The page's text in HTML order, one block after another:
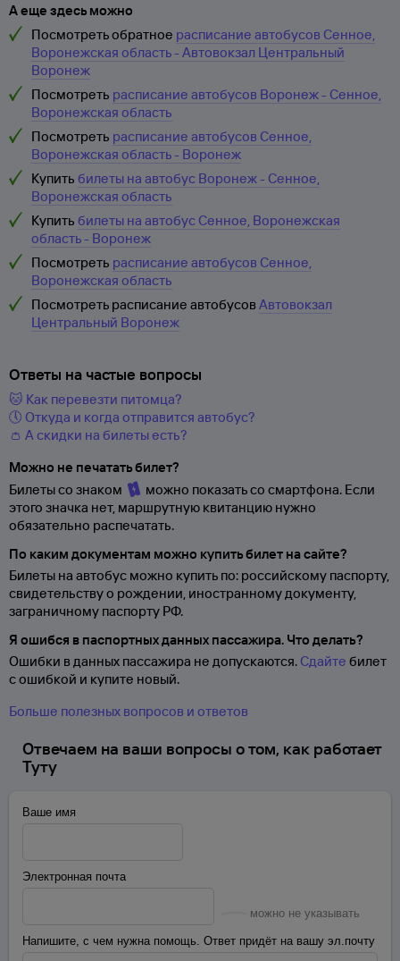
А еще здесь можно
Посмотреть обратное расписание автобусов Сенное,
Воронежская область - Автовокзал Центральный
Воронеж
Посмотреть расписание автобусов Воронеж - Сенное,
Воронежская область
Посмотреть расписание автобусов Сенное,
Воронежская область - Воронеж
Купить билеты на автобус Воронеж - Сенное,
Воронежская область
Купить билеты на автобус Сенное, Воронежская
область - Воронеж
Посмотреть расписание автобусов Сенное,
Воронежская область
Посмотреть расписание автобусовАвтовокзал
Центральный Воронеж
Ответы на частые вопросы
🐱 Как перевезти питомца?
🕔 Откуда и когда отправится автобус?
👛 А скидки на билеты есть?
Можно не печатать билет?
Билеты со знаком
можно показать со смартфона. Если
этого значка нет, маршрутную квитанцию нужно
обязательно распечатать.
По каким документам можно купить билет на сайте?
Билеты на автобус можно купить по: российскому паспорту,
свидетельству о рождении, иностранному документу,
заграничному паспорту РФ.
Я ошибся в паспортных данных пассажира. Что делать?
Ошибки в данных пассажира не допускаются. Сдайте билет
с ошибкой и купите новый.
Больше полезных вопросов и ответов
Отвечаем на ваши вопросы о том, как работает
Туту
Ваше имя
Электронная почта
можно не указывать
Напишите, с чем нужна помощь. Ответ придёт на вашу эл.почту